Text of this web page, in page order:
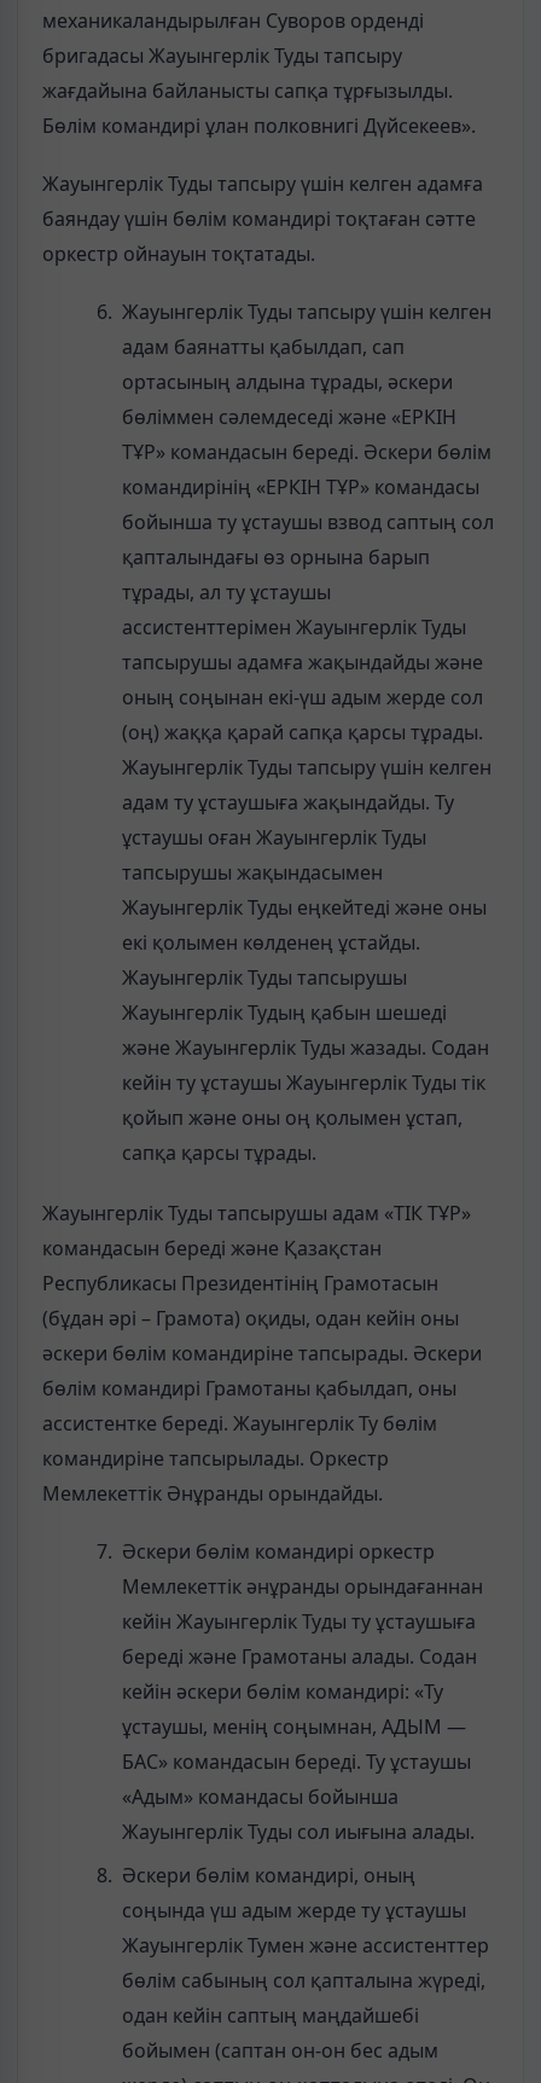
механикаландырылған Суворов орденді
бригадасы Жауынгерлік Туды тапсыру
жағдайына байланысты сапқа тұрғызылды.
Бөлім командирі ұлан полковнигі Дүйсекеев».
Жауынгерлік Туды тапсыру үшін келген адамға
баяндау үшін бөлім командирі тоқтаған сәтте
оркестр ойнауын тоқтатады.
Жауынгерлік Туды тапсыру үшін келген
адам баянатты қабылдап, сап
ортасының алдына тұрады, әскери
бөліммен сәлемдеседі және «ЕРКІН
ТҰР» командасын береді. Әскери бөлім
командирінің «ЕРКІН ТҰР» командасы
бойынша ту ұстаушы взвод саптың сол
қапталындағы өз орнына барып
тұрады, ал ту ұстаушы
ассистенттерімен Жауынгерлік Туды
тапсырушы адамға жақындайды және
оның соңынан екі-үш адым жерде сол
(оң) жаққа қарай сапқа қарсы тұрады.
Жауынгерлік Туды тапсыру үшін келген
адам ту ұстаушыға жақындайды. Ту
ұстаушы оған Жауынгерлік Туды
тапсырушы жақындасымен
Жауынгерлік Туды еңкейтеді және оны
екі қолымен көлденең ұстайды.
Жауынгерлік Туды тапсырушы
Жауынгерлік Тудың қабын шешеді
және Жауынгерлік Туды жазады. Содан
кейін ту ұстаушы Жауынгерлік Туды тік
қойып және оны оң қолымен ұстап,
сапқа қарсы тұрады.
Жауынгерлік Туды тапсырушы адам «ТІК ТҰР»
командасын береді және Қазақстан
Республикасы Президентінің Грамотасын
(бұдан әрі – Грамота) оқиды, одан кейін оны
әскери бөлім командиріне тапсырады. Әскери
бөлім командирі Грамотаны қабылдап, оны
ассистентке береді. Жауынгерлік Ту бөлім
командиріне тапсырылады. Оркестр
Мемлекеттік Әнұранды орындайды.
Әскери бөлім командирі оркестр
Мемлекеттік әнұранды орындағаннан
кейін Жауынгерлік Туды ту ұстаушыға
береді және Грамотаны алады. Содан
кейін әскери бөлім командирі: «Ту
ұстаушы, менің соңымнан, АДЫМ —
БАС» командасын береді. Ту ұстаушы
«Адым» командасы бойынша
Жауынгерлік Туды сол иығына алады.
Әскери бөлім командирі, оның
соңында үш адым жерде ту ұстаушы
Жауынгерлік Тумен және ассистенттер
бөлім сабының сол қапталына жүреді,
одан кейін саптың маңдайшебі
бойымен (саптан он-он бес адым